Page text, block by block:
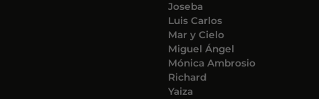
Joseba
Luis Carlos
Mar y Cielo
Miguel Ángel
Mónica Ambrosio
Richard
Yaiza